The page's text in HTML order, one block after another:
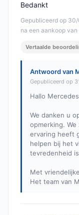
Gepubliceerd op
na een aankoop
Bedankt
Vertaalde
Antwoord van
Gepubliceerd op
Hallo
We danken u
opmerking.
ervaring heeft
helpen bij het
tevredenheid
Met
Het team van